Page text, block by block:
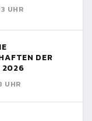
UHR
DER
2026
UHR